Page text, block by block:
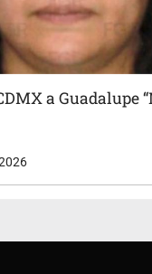
a Guadalupe